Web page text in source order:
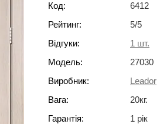
Код:
6412
Рейтинг:
5/5
Відгуки:
1 шт.
Модель:
27030
Виробник:
Leador
Вага:
20кг.
Гарантія:
1 рік